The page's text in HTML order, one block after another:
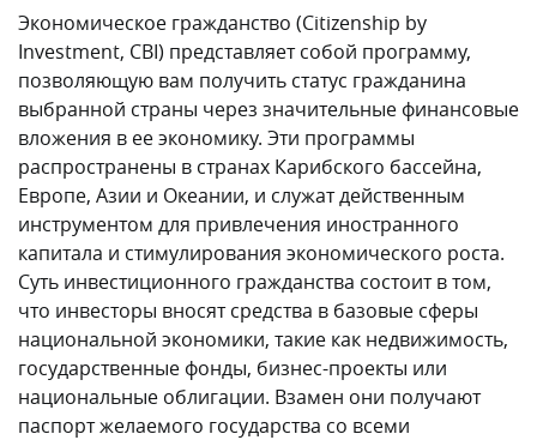
Экономическое гражданство (Citizenship by
Investment, CBI) представляет собой программу,
позволяющую вам получить статус гражданина
выбранной страны через значительные финансовые
вложения в ее экономику. Эти программы
распространены в странах Карибского бассейна,
Европе, Азии и Океании, и служат действенным
инструментом для привлечения иностранного
капитала и стимулирования экономического роста.
Суть инвестиционного гражданства состоит в том,
что инвесторы вносят средства в базовые сферы
национальной экономики, такие как недвижимость,
государственные фонды, бизнес-проекты или
национальные облигации. Взамен они получают
паспорт желаемого государства со всеми